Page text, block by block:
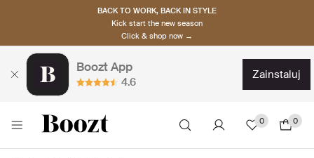
BACK TO WORK, BACK IN STYLE
Kick start the new season
Click & shop now →
Boozt App
4.6
zainstaluj
0 0